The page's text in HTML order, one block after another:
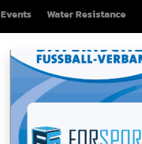
Events Water Resistance